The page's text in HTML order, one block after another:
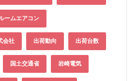
ームエアコン
会社 出荷動向 出荷台数
国土交通省 岩崎電気